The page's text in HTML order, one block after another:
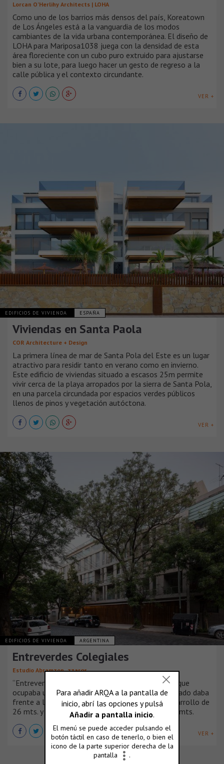
Lorcan O’Herlihy Architects | LOHA
Como uno de los barrios más densos del país, Koreatown
de Los Ángeles está a la vanguardia de los modos
cambiantes de la vida urbana contemporánea. El diseño de
LOHA para Mariposa1038 juega con la densidad de esta
área floreciente con un cubo puro extruido para ajustarse
bien a su lote, para luego hacer un gesto de regreso a la
calle pública y el contexto circundante.
VER +
EDIFICIOS DE VIVIENDA ESPAÑA
Viviendas en Santa Paola
COR Architecture + Design
La primera línea de mar de Santa Pola del Este es un lugar
atractivo para residir tanto en verano como en invierno.
Este edificio de viviendas situado a escasos 25m permite
vivir cerca de la playa arropados por la sierra de Santa Pola,
en una parcela circundada por espacios verdes públicos
llenos de pinos y vegetación autóctona.
VER +
EDIFICIOS DE VIVIENDA ARGENTINA
Entreverdes Colegiales
Estudio Abramzon,zzarqs
“Entreverdes Colegiales” se desarrolla en el sitio que
ocupaba una vieja fábrica cuyo volumen desordenado daba
frente a la calle Virrey Olaguer y Feliú con un desarrollo de
26 mts. y a la calle Conde con un frente de 17,32 mts.
VER +